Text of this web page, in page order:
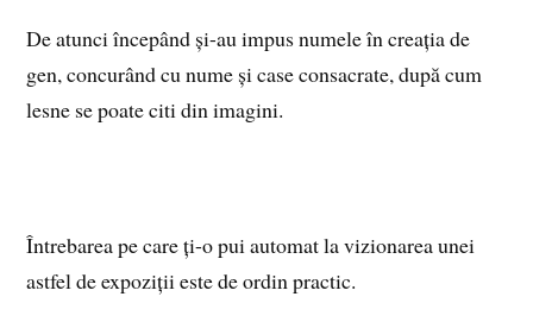
De atunci începând și-au impus numele în creația de
gen, concurând cu nume și case consacrate, după cum
lesne se poate citi din imagini.
Întrebarea pe care ți-o pui automat la vizionarea unei
astfel de expoziții este de ordin practic.